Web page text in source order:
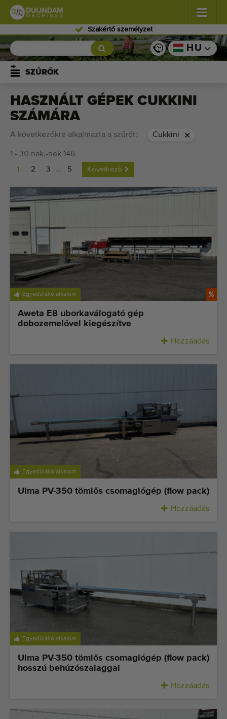
Szakértő személyzet
Virágok és dísznövények (576)
Szabadföldi zöldségek
Üvegházi zöldségek (347)
Gyümölcsök (333)
Kínálja eladásra gépét!
Keresés típusonként
Legutóbb megtekintett gépek
Legutóbb hozzáadott gépek
Értesüljön gépeinkről
Gépeink külföldre szállítása
Gépek
Szakértő személyzet
Kiszállítás világszerte
HU
SZŰRŐK
HASZNÁLT GÉPEK CUKKINI
SZÁMÁRA
A következőkre alkalmazta a szűrőt: Cukkini
1 - 30 nak,-nek 146
1 2 3 ... 5 Következő
Egyedülálló alkalom
Aweta E8 uborkaválogató gép
dobozemelővel kiegészítve
Hozzáadás
Egyedülálló alkalom
Ulma PV-350 tömlős csomaglógép (flow pack)
Hozzáadás
Egyedülálló alkalom
Ulma PV-350 tömlős csomaglógép (flow pack)
hosszú behúzószalaggal
Hozzáadás